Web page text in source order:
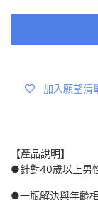
加入願望清
【產品說明】
●針對40歲以上男
●一瓶解決與年齡